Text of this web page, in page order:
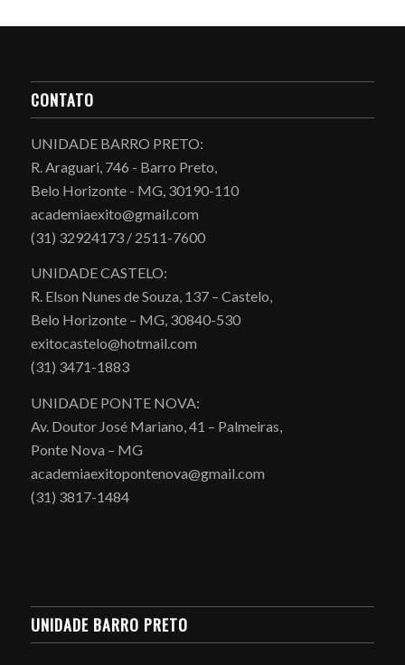
CONTATO
UNIDADE BARRO PRETO:
R. Araguari, 746 - Barro Preto,
Belo Horizonte - MG, 30190-110
academiaexito@gmail.com
(31) 32924173 / 2511-7600
UNIDADE CASTELO:
R. Elson Nunes de Souza, 137 – Castelo,
Belo Horizonte – MG, 30840-530
exitocastelo@hotmail.com
(31) 3471-1883
UNIDADE PONTE NOVA:
Av. Doutor José Mariano, 41 – Palmeiras,
Ponte Nova – MG
academiaexitopontenova@gmail.com
(31) 3817-1484
UNIDADE BARRO PRETO